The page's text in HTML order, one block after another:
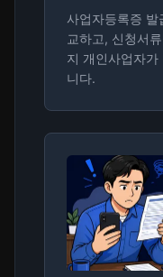
사업자등록증 발
교하고, 신청서
지 개인사업자
니다.